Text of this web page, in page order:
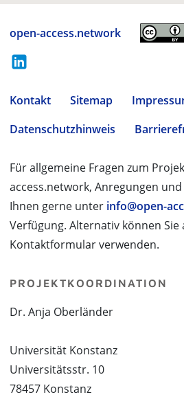
open-access.network
Kontakt Sitemap
Datenschutzhinweis
Für allgemeine Fragen zum
access.network, Anregungen
Ihnen gerne unter info@open-
Verfügung. Alternativ können Sie
Kontaktformular verwenden.
PROJEKTKOORDINATION
Dr. Anja Oberländer
Universität Konstanz
Universitätsstr. 10
78457 Konstanz